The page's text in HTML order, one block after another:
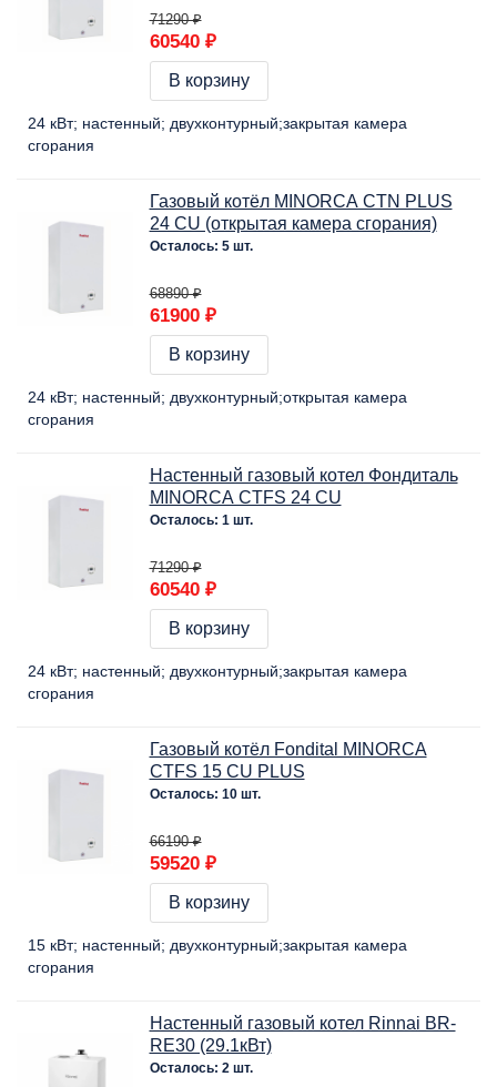
71290 ₽
60540 ₽
В корзину
24 кВт настенный двухконтурный закрытая камера
сгорания
Газовый котёл MINORCA CTN PLUS
24 CU (открытая камера сгорания)
Осталось: 5 шт.
68890 ₽
61900 ₽
В корзину
24 кВт настенный двухконтурный открытая камера
сгорания
Настенный газовый котел Фондиталь
MINORCA CTFS 24 CU
Осталось: 1 шт.
71290 ₽
60540 ₽
В корзину
24 кВт настенный двухконтурный закрытая камера
сгорания
Газовый котёл Fondital MINORCA
CTFS 15 CU PLUS
Осталось: 10 шт.
66190 ₽
59520 ₽
В корзину
15 кВт настенный двухконтурный закрытая камера
сгорания
Настенный газовый котел Rinnai BR-
RE30 (29.1кВт)
Осталось: 2 шт.